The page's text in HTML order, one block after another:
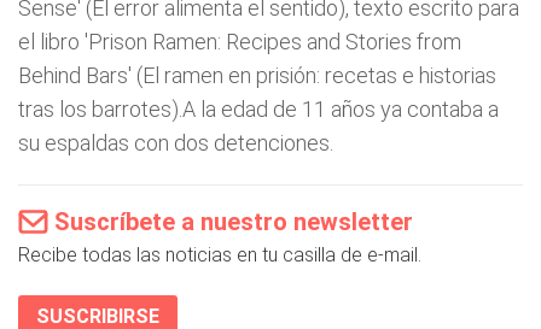
Sense' (El error alimenta el sentido), texto escrito para
el libro 'Prison Ramen: Recipes and Stories from
Behind Bars' (El ramen en prisión: recetas e historias
tras los barrotes).A la edad de 11 años ya contaba a
su espaldas con dos detenciones.
Suscríbete a nuestro newsletter
Recibe todas las noticias en tu casilla de e-mail.
SUSCRIBIRSE